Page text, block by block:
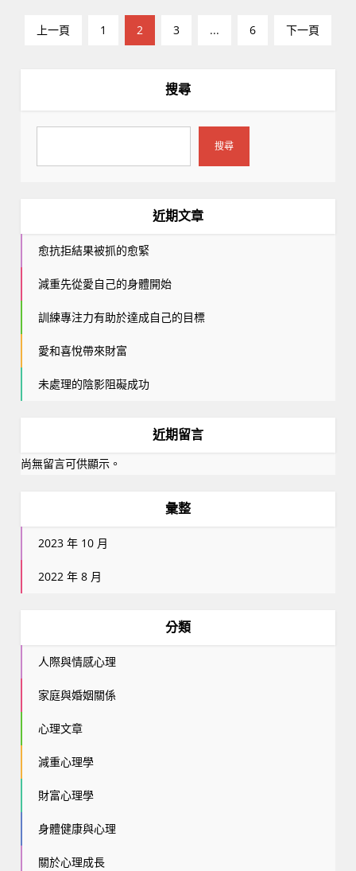
上一頁 1 2 3 ... 6 下一頁
搜尋
搜尋
近期文章
愈抗拒結果被抓的愈緊
減重先從愛自己的身體開始
訓練專注力有助於達成自己的目標
愛和喜悅帶來財富
未處理的陰影阻礙成功
近期留言
尚無留言可供顯示。
彙整
2023 年 10 月
2022 年 8 月
分類
人際與情感心理
家庭與婚姻關係
心理文章
減重心理學
財富心理學
身體健康與心理
關於心理成長